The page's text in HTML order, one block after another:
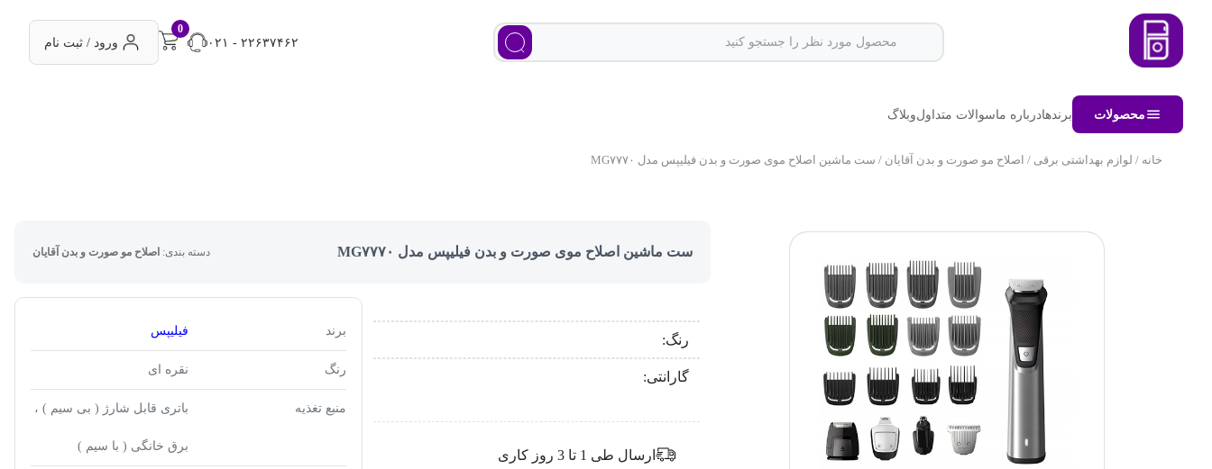
۰۲۱ - ۲۲۶۳۷۴۶۲
0
ورود / ثبت نام
محصولات برندهادرباره ماسوالات متداولوبلاگ
خانه / لوازم بهداشتی برقی / اصلاح مو صورت و بدن آقایان / ست ماشین اصلاح موی صورت و بدن فیلیپس مدل MG۷۷۷۰
ست ماشین اصلاح موی صورت و بدن فیلیپس مدل MG۷۷۷۰ دسته بندی: اصلاح مو صورت و بدن آقایان
رنگ:
گارانتی:
ارسال طی 1 تا 3 روز کاری
برند فیلیپس
رنگ نقره ای
منبع تغذیه باتری قابل شارژ ( بی سیم ) ،
برق خانگی ( با سیم )